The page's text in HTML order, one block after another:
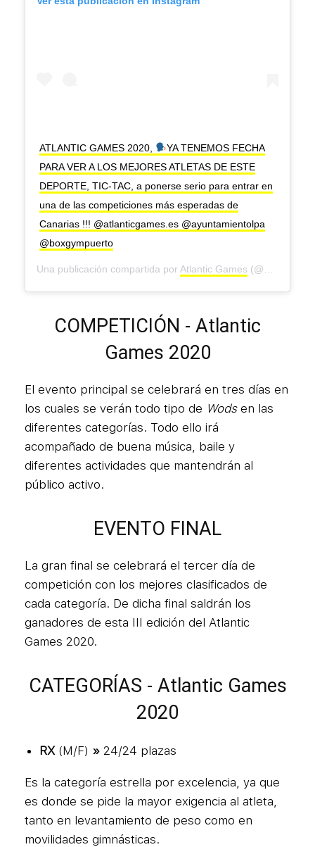
ATLANTIC GAMES 2020,
YA TENEMOS FECHA
PARA VER A LOS MEJORES ATLETAS DE ESTE
DEPORTE, TIC-TAC, a ponerse serio para entrar en
una de las competiciones más esperadas de
Canarias !!! @atlanticgames.es @ayuntamientolpa
@boxgympuerto
Una publicación compartida por Atlantic Games (@atlanticgames.es) el
COMPETICIÓN - Atlantic
Games 2020
El evento principal se celebrará en tres días en
los cuales se verán todo tipo de Wodsen las
diferentes categorías. Todo ello irá
acompañado de buena música, baile y
diferentes actividades que mantendrán al
público activo.
EVENTO FINAL
La gran final se celebrará el tercer día de
competición con los mejores clasificados de
cada categoría. De dicha final saldrán los
ganadores de esta III edición del Atlantic
Games 2020.
CATEGORÍAS - Atlantic Games
2020
RX (M/F) » 24/24 plazas
Es la categoría estrella por excelencia, ya que
es donde se pide la mayor exigencia al atleta,
tanto en levantamiento de peso como en
movilidades gimnásticas.